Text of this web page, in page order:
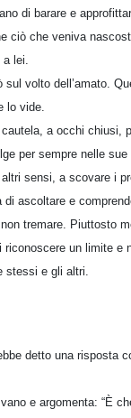
di barare e
ciò che veniva
a lei.
volto dell’amato.
lo vide.
a occhi chiusi,
per sempre nelle
sensi, a scovare i
ascoltare e
tremare. Piuttosto
un limite e
stessi e gli altri.
detto una risposta
e argomenta: “È